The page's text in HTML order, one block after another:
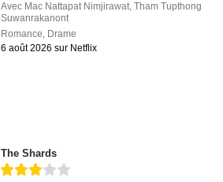
Avec Mac Nattapat Nimjirawat,Tham Tupthong
Suwanrakanont
Romance, Drame
6 août 2026 sur Netflix
The Shards